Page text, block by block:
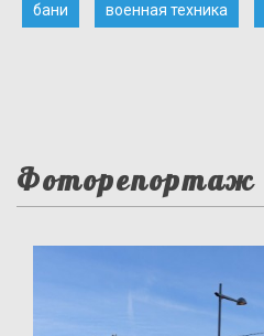
бани военная техника
Фоторепортаж